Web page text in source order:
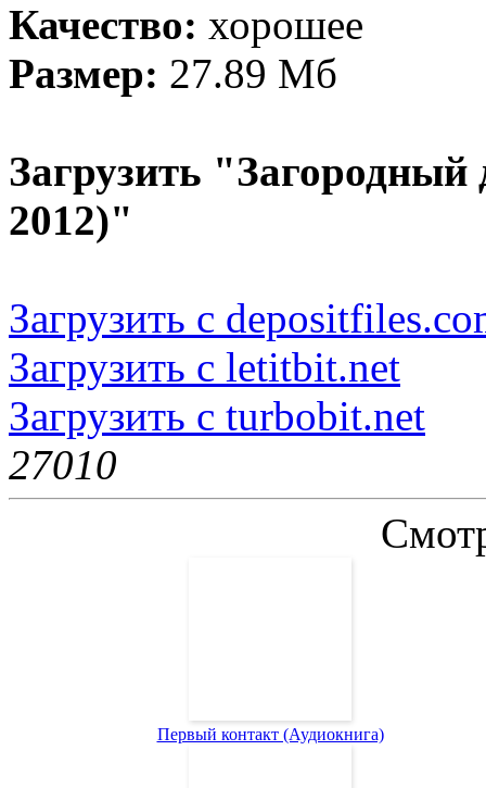
Качество: хорошее
Размер: 27.89 Мб
Загрузить
2012)"
Загрузить с
Загрузить с letitbit.net
Загрузить с turbobit.net
27010
Первый контакт (Аудиокнига)